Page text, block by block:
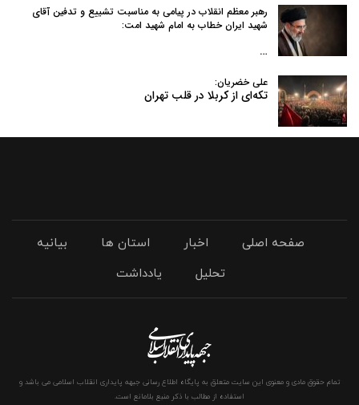
رهبر معظم انقلاب در پیامی به‌ مناسبت تشییع و تدفین آقای
شهید ایران خطاب به امام شهید امت:
…
علی خضریان:
تکه‌ای از کربلا در قلب تهران
صفحه اصلی اخبار استان ها
بیانیه
تحلیل
یادداشت
تمام حقوق مادی و معنوی این سایت متعلق به پایگاه اطلاع رسانی جبهه پایداری انقلاب اسلامی می باشد و
استفاده از مطالب با ذکر منبع بلامانع است.